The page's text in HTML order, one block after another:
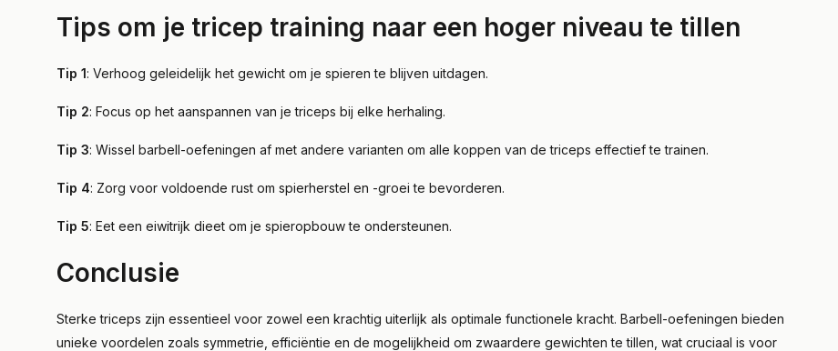
Tips om je tricep training naar een hoger niveau te tillen
Tip 1: Verhoog geleidelijk het gewicht om je spieren te blijven uitdagen.
Tip 2: Focus op het aanspannen van je triceps bij elke herhaling.
Tip 3: Wissel barbell-oefeningen af met andere varianten om alle koppen van de triceps effectief te trainen.
Tip 4: Zorg voor voldoende rust om spierherstel en -groei te bevorderen.
Tip 5: Eet een eiwitrijk dieet om je spieropbouw te ondersteunen.
Conclusie
Sterke triceps zijn essentieel voor zowel een krachtig uiterlijk als optimale functionele kracht. Barbell-oefeningen bieden
unieke voordelen zoals symmetrie, efficiëntie en de mogelijkheid om zwaardere gewichten te tillen, wat cruciaal is voor